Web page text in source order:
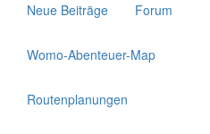
Neue Beiträge Forum
Womo-Abenteuer-Map
Routenplanungen